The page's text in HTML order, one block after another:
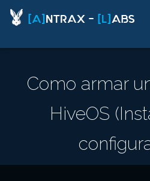
Como armar
HiveOS